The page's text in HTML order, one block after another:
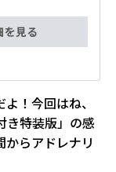
を見る
！今回はね、
き特装版」の感
らアドレナリ